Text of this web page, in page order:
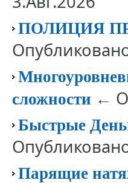
ПОЛИЦИЯ
сложности ←
Быстрые
Парящие